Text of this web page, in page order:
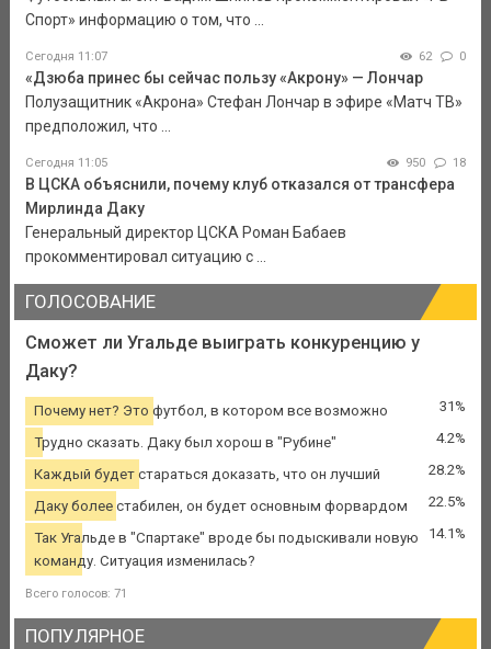
Спорт» информацию о том, что ...
Сегодня 11:07 62 0
«Дзюба принес бы сейчас пользу «Акрону» — Лончар
Полузащитник «Акрона» Стефан Лончар в эфире «Матч ТВ»
предположил, что ...
Сегодня 11:05 950 18
В ЦСКА объяснили, почему клуб отказался от трансфера
Мирлинда Даку
Генеральный директор ЦСКА Роман Бабаев
прокомментировал ситуацию с ...
ГОЛОСОВАНИЕ
Сможет ли Угальде выиграть конкуренцию у
Даку?
Почему нет? Это футбол, в котором все возможно 31%
Трудно сказать. Даку был хорош в "Рубине" 4.2%
Каждый будет стараться доказать, что он лучший 28.2%
Даку более стабилен, он будет основным форвардом 22.5%
Так Угальде в "Спартаке" вроде бы подыскивали новую
команду. Ситуация изменилась?
14.1%
Всего голосов: 71
ПОПУЛЯРНОЕ